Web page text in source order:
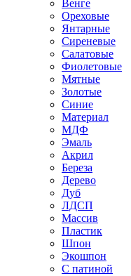
Венге
Ореховые
Янтарные
Сиреневые
Салатовые
Фиолетовые
Мятные
Золотые
Синие
Материал
МДФ
Эмаль
Акрил
Береза
Дерево
Дуб
ЛДСП
Массив
Пластик
Шпон
Экошпон
С патиной